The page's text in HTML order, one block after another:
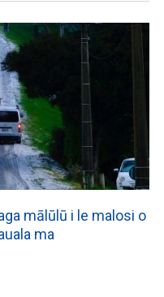
mālūlū i le malosi o
ma